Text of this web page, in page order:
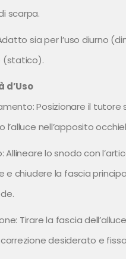
scarpa.
sia per l’uso diurno
(statico).
d’Uso
Posizionare il tutore
l’alluce nell’apposito
Allineare lo snodo con
e chiudere la fascia
Tirare la fascia
desiderato e